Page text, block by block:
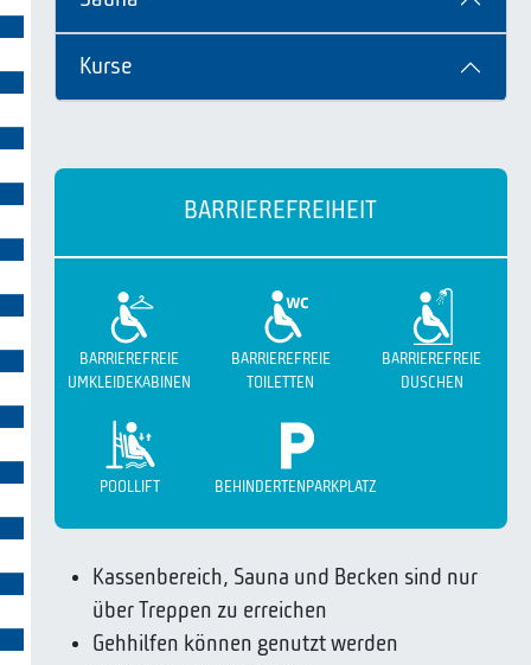
Kurse
BARRIEREFREIHEIT
BARRIEREFREIE
UMKLEIDEKABINEN
BARRIEREFREIE
TOILETTEN
BARRIEREFREIE
DUSCHEN
POOLLIFT BEHINDERTENPARKPLATZ
Kassenbereich, Sauna und Becken sind nur
über Treppen zu erreichen
Gehhilfen können genutzt werden